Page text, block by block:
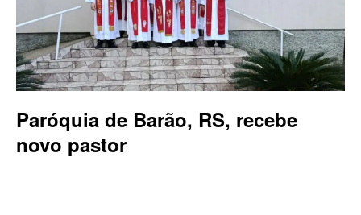
Paróquia de Barão, RS, recebe
novo pastor